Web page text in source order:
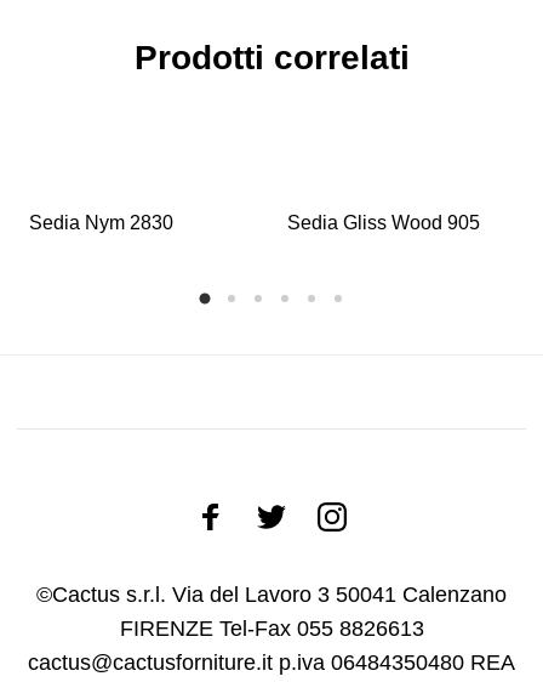
Prodotti correlati
Sedia Nym 2830 Sedia Gliss Wood 905
©Cactus s.r.l. Via del Lavoro 3 50041 Calenzano
FIRENZE Tel-Fax 055 8826613
cactus@cactusforniture.it p.iva 06484350480 REA